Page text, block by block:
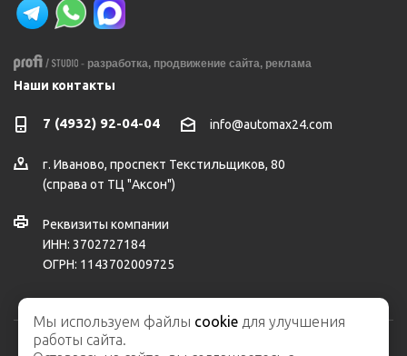
- разработка, продвижение сайта, реклама
Наши контакты
7 (4932) 92-04-04 info@automax24.com
г. Иваново, проспект Текстильщиков, 80
(справа от ТЦ "Аксон")
Реквизиты компании
ИНН: 3702727184
ОГРН: 1143702009725
Мы используем файлы cookie для улучшения
работы сайта.